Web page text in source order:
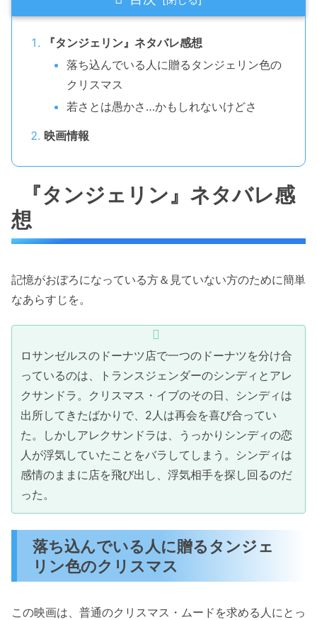
『タンジェリン』ネタバレ感想
落ち込んでいる人に贈るタンジェリン色の
クリスマス
若さとは愚かさ…かもしれないけどさ
映画情報
『タンジェリン』ネタバレ感
想
記憶がおぼろになっている方＆見ていない方のために簡単
なあらすじを。
ロサンゼルスのドーナツ店で一つのドーナツを分け合
っているのは、トランスジェンダーのシンディとアレ
クサンドラ。クリスマス・イブのその日、シンディは
出所してきたばかりで、2人は再会を喜び合ってい
た。しかしアレクサンドラは、うっかりシンディの恋
人が浮気していたことをバラしてしまう。シンディは
感情のままに店を飛び出し、浮気相手を探し回るのだ
った。
落ち込んでいる人に贈るタンジェ
リン色のクリスマス
この映画は、普通のクリスマス・ムードを求める人にとっ